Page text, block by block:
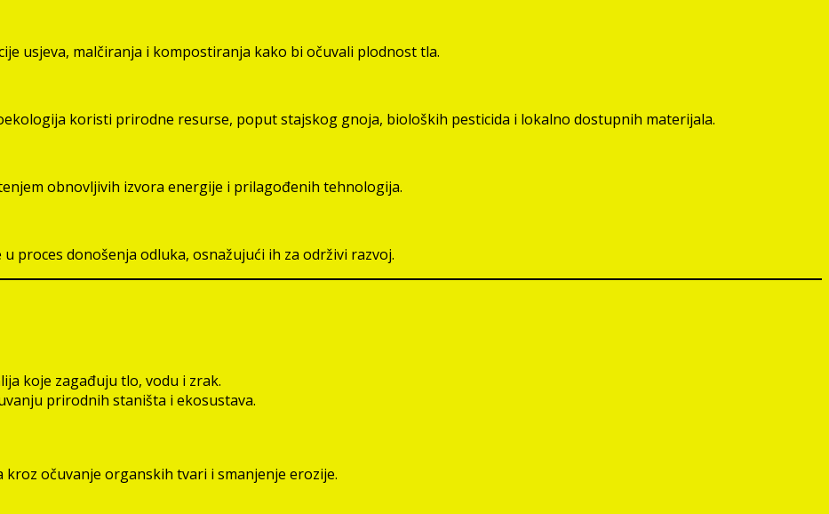
usjeva, malčiranja i kompostiranja kako bi očuvali plodnost tla.
koristi prirodne resurse, poput stajskog gnoja, bioloških pesticida i lokalno dostupnih materijala.
obnovljivih izvora energije i prilagođenih tehnologija.
proces donošenja odluka, osnažujući ih za održivi razvoj.
koje zagađuju tlo, vodu i zrak.
prirodnih staništa i ekosustava.
očuvanje organskih tvari i smanjenje erozije.